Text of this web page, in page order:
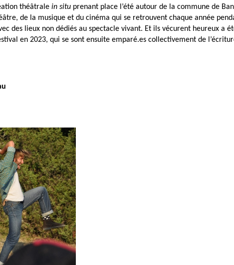
théâtrale in situ prenant place l’été autour de la commune de
de la musique et du cinéma qui se retrouvent chaque année
des lieux non dédiés au spectacle vivant. Et ils vécurent heureux a
en 2023, qui se sont ensuite emparé.es collectivement de